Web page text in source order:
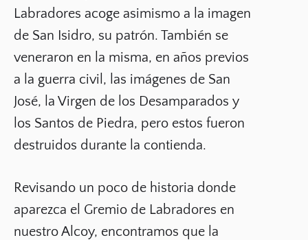
Labradores acoge asimismo a la imagen
de San Isidro, su patrón. También se
veneraron en la misma, en años previos
a la guerra civil, las imágenes de San
José, la Virgen de los Desamparados y
los Santos de Piedra, pero estos fueron
destruidos durante la contienda.
Revisando un poco de historia donde
aparezca el Gremio de Labradores en
nuestro Alcoy, encontramos que la